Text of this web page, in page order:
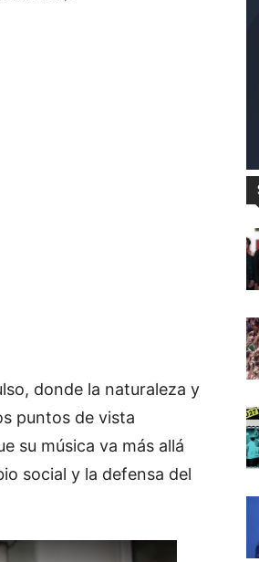
donde la naturaleza y
puntos de vista
su música va más allá
social y la defensa del